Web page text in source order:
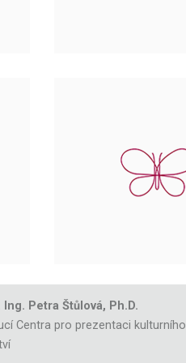
Ing. Petra Štůlová, Ph.D.
Centra pro prezentaci kulturního